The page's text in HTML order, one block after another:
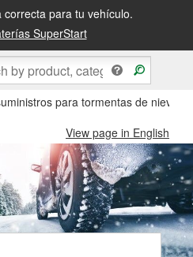
para tu vehículo.
SuperStart
para tormentas de nieve -
View page in English